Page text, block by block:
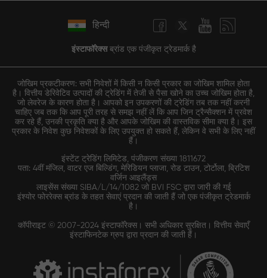
हिन्दी
इंस्टाफॉरेक्सब्रांड एक पंजीकृत ट्रेडमार्क है
जोखिम प्रकटीकरण: सभी निवेशों में किसी न किसी प्रकार का जोखिम शामिल होता
है। वित्तीय डेरिवेटिव उत्पादों की ट्रेडिंग में तेजी से पैसा खोने का उच्च जोखिम होता है,
जो लेवरेज के कारण होता है। आपको इन उपकरणों की ट्रेडिंग तब तक नहीं करनी
चाहिए जब तक कि आप पूरी तरह से समझ नहीं लें कि आप जिन ट्रैन्सैक्शन में प्रवेश
कर रहे हैं, उनकी प्रकृति क्या है और आपके जोखिम की वास्तविक सीमा क्या है। इस
प्रकार के निवेश कुछ निवेशकों के लिए उपयुक्त हो सकते हैं, लेकिन वे सभी के लिए नहीं
हैं।
इंस्टेंट ट्रेडिंग लिमिटेड, पंजीकरण संख्या 1811672
पता: 4वीं मंजिल, वाटर एज बिल्डिंग, मेरिडियन प्लाजा, रोड टाउन, टोर्टोला, ब्रिटिश
वर्जिन आइलैंड्स
लाइसेंस संख्या SIBA/L/14/1082 जो BVI FSC द्वारा जारी की गई
इंश्योर फोररेक्स ब्रांड के तहत सेवाएं प्रदान की जाती हैं जो एक पंजीकृत ट्रेडमार्क
है।
कॉपीराइट © 2007-2024 इंस्टाफॉरेक्स। सभी अधिकार सुरक्षित। वित्तीय सेवाएँ
इंस्टाफिनटेक ग्रुप द्वारा प्रदान की जाती हैं।